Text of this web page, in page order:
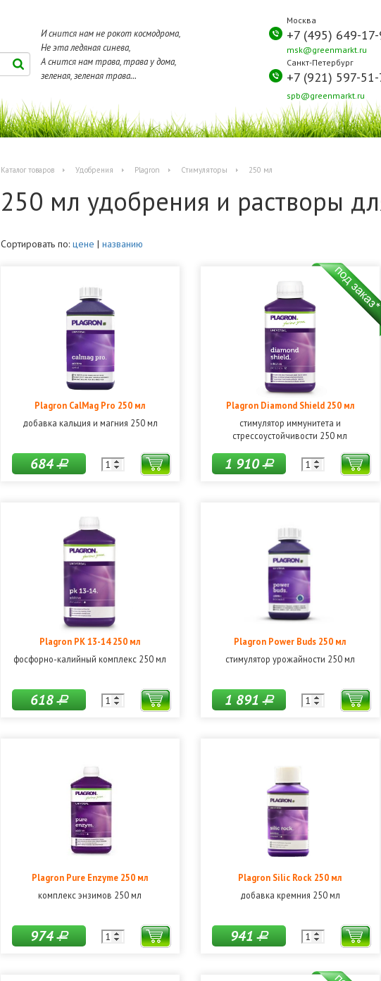
И снится нам не рокот космодрома,
Не эта ледяная синева,
А снится нам трава, трава у дома,
зеленая, зеленая трава...
Москва
+7 (495) 649-17-
msk@greenmarkt.ru
Санкт-Петербург
+7 (921) 597-51-
spb@greenmarkt.ru
Каталог товаров Удобрения Plagron Стимуляторы 250 мл
250 мл удобрения и растворы
Сортировать по: цене | названию
Plagron CalMag Pro 250 мл
добавка кальция и магния 250 мл
684Р
Plagron Diamond Shield 250 мл
стимулятор иммунитета и
стрессоустойчивости 250 мл
1 910Р
Plagron PK 13-14 250 мл
фосфорно-калийный комплекс 250 мл
618Р
Plagron Power Buds 250 мл
стимулятор урожайности 250 мл
1 891Р
Plagron Pure Enzyme 250 мл
комплекс энзимов 250 мл
974Р
Plagron Silic Rock 250 мл
добавка кремния 250 мл
941Р